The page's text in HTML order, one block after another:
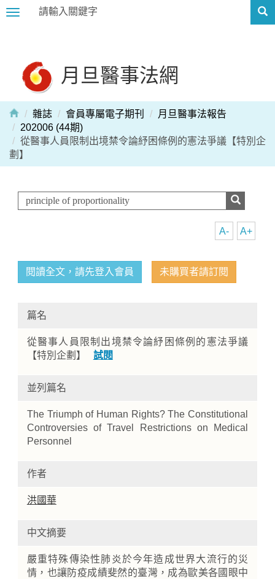
Toggle
月旦醫事法網
Home
雜誌 會員專屬電子期刊
月旦醫事法報告
202006 (44期)
從醫事人員限制出境禁令論紓困條例的憲法爭議【特別企
劃】
A+
A-
閱讀全文，請先登入會員 未購買者請訂閱
篇名
從醫事人員限制出境禁令論紓困條例的憲法爭議
【特別企劃】 試閱
並列篇名
The Triumph of Human Rights? The Constitutional
Controversies of Travel Restrictions on Medical
Personnel
作者
洪國華
中文摘要
嚴重特殊傳染性肺炎於今年造成世界大流行的災
情，也讓防疫成績斐然的臺灣，成為歐美各國眼中